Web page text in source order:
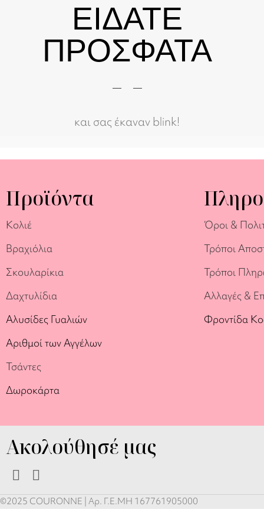
ΕΙΔΑΤΕ
ΠΡΟΣΦΑΤΑ
και σας έκαναν blink!
Προϊόντα
Κολιέ
Βραχιόλια
Σκουλαρίκια
Δαχτυλίδια
Αλυσίδες Γυαλιών
Αριθμοί των Αγγέλων
Τσάντες
Δωροκάρτα
Όροι &
Τρόποι
Τρόποι
Αλλαγές &
Φροντίδα
Ακολούθησέ μας
©2025 COURONNE | Αρ. Γ.Ε.ΜΗ 167761905000